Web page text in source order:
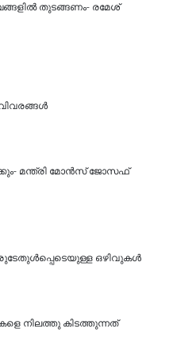
തുടങ്ങണം- രമേശ്
മന്ത്രി മോൻസ് ജോസഫ്
ഒഴിവുകള്‍
നിലത്തു കിടത്തുന്നത്